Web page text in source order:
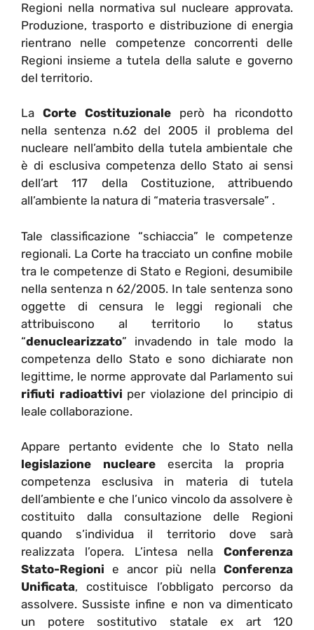
Regioni nella normativa sul nucleare approvata.
Produzione, trasporto e distribuzione di energia
rientrano nelle competenze concorrenti delle
Regioni insieme a tutela della salute e governo
del territorio.
La Corte Costituzionale però ha ricondotto
nella sentenza n.62 del 2005 il problema del
nucleare nell’ambito della tutela ambientale che
è di esclusiva competenza dello Stato ai sensi
dell’art 117 della Costituzione, attribuendo
all’ambiente la natura di “materia trasversale” .
Tale classificazione “schiaccia” le competenze
regionali. La Corte ha tracciato un confine mobile
tra le competenze di Stato e Regioni, desumibile
nella sentenza n 62/2005. In tale sentenza sono
oggette di censura le leggi regionali che
attribuiscono al territorio lo status
“denuclearizzato” invadendo in tale modo la
competenza dello Stato e sono dichiarate non
legittime, le norme approvate dal Parlamento sui
rifiuti radioattivi per violazione del principio di
leale collaborazione.
Appare pertanto evidente che lo Stato nella
legislazione nucleare esercita la propria
competenza esclusiva in materia di tutela
dell’ambiente e che l’unico vincolo da assolvere è
costituito dalla consultazione delle Regioni
quando s’individua il territorio dove sarà
realizzata l’opera. L’intesa nella Conferenza
Stato-Regioni e ancor più nella Conferenza
Unificata, costituisce l’obbligato percorso da
assolvere. Sussiste infine e non va dimenticato
un potere sostitutivo statale ex art 120